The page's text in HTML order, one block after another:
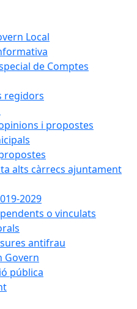
Local
de Comptes
regidors
i propostes
alts càrrecs ajuntament
2029
o vinculats
antifrau
Govern
pública